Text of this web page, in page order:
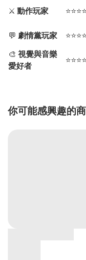
⚔️ 動作玩家 ⭐⭐⭐⭐
💬 劇情黨玩家
🎨 視覺與音樂
愛好者
你可能感興趣的